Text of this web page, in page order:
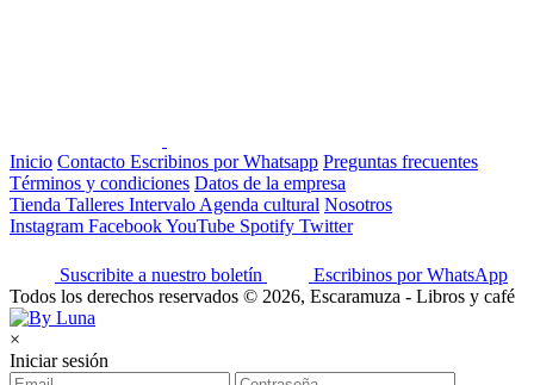
Inicio Contacto Escribinos por Whatsapp Preguntas frecuentes
Términos y condiciones Datos de la empresa
Tienda Talleres Intervalo Agenda cultural Nosotros
Instagram FacebookYouTube Spotify Twitter
Suscribite a nuestro boletín
Escribinos por WhatsApp
Todos los derechos reservados © 2026, Escaramuza - Libros y café
×
Iniciar sesión